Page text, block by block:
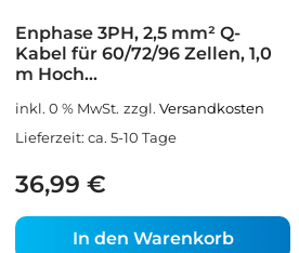
Enphase 3PH, 2,5 mm² Q-
Kabel für 60/72/96 Zellen, 1,0
m Hoch...
inkl. 0 % MwSt. zzgl. Versandkosten
Lieferzeit: ca. 5-10 Tage
36,99 €
In den Warenkorb